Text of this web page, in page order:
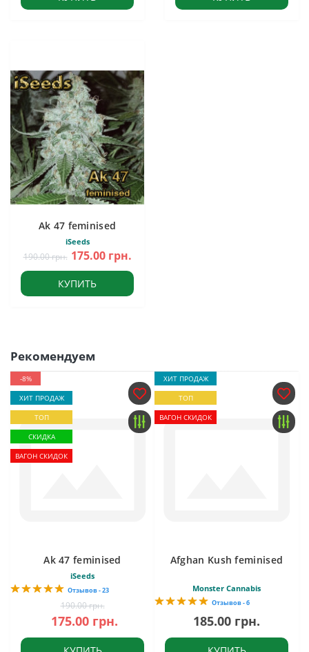
Ak 47 feminised
iSeeds
190.00 грн. 175.00 грн.
КУПИТЬ
Рекомендуем
-8%
ХИТ ПРОДАЖ
ТОП
СКИДКА
ВАГОН СКИДОК
Ak 47 feminised
iSeeds
Отзывов - 23
190.00 грн.
175.00 грн.
ХИТ ПРОДАЖ
ТОП
ВАГОН СКИДОК
Afghan Kush feminised
Monster Cannabis
Отзывов - 6
185.00 грн.